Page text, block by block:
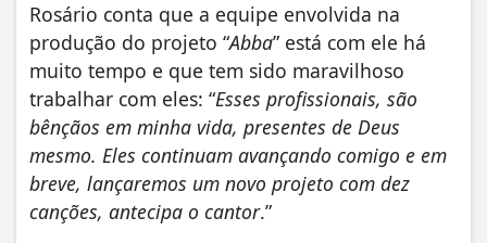
Rosário conta que a equipe envolvida na
produção do projeto “Abba” está com ele há
muito tempo e que tem sido maravilhoso
trabalhar com eles: “Esses profissionais, são
bênçãos em minha vida, presentes de Deus
mesmo. Eles continuam avançando comigo e em
breve, lançaremos um novo projeto com dez
canções, antecipa o cantor.”